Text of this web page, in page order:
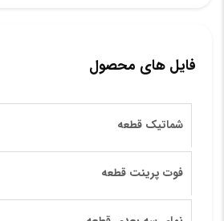
فایل های محصول
شماتیک قطعه
فوت پرینت قطعه